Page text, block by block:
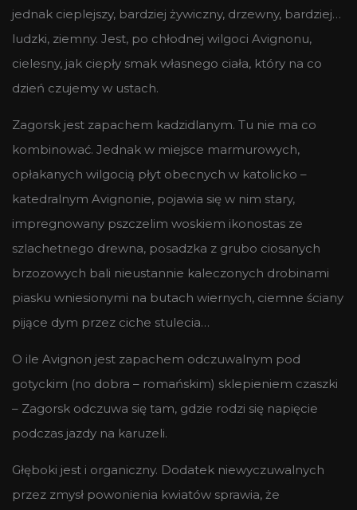
jednak cieplejszy, bardziej żywiczny, drzewny, bardziej…
ludzki, ziemny. Jest, po chłodnej wilgoci Avignonu,
cielesny, jak ciepły smak własnego ciała, który na co
dzień czujemy w ustach.
Zagorsk jest zapachem kadzidlanym. Tu nie ma co
kombinować. Jednak w miejsce marmurowych,
opłakanych wilgocią płyt obecnych w katolicko –
katedralnym Avignonie, pojawia się w nim stary,
impregnowany pszczelim woskiem ikonostas ze
szlachetnego drewna, posadzka z grubo ciosanych
brzozowych bali nieustannie kaleczonych drobinami
piasku wniesionymi na butach wiernych, ciemne ściany
pijące dym przez ciche stulecia…
O ile Avignon jest zapachem odczuwalnym pod
gotyckim (no dobra – romańskim) sklepieniem czaszki
– Zagorsk odczuwa się tam, gdzie rodzi się napięcie
podczas jazdy na karuzeli.
Głęboki jest i organiczny. Dodatek niewyczuwalnych
przez zmysł powonienia kwiatów sprawia, że